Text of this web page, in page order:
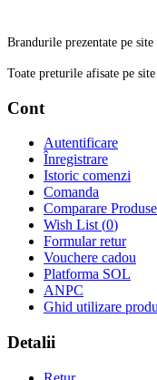
Brandurile prezentate pe
Toate preturile afisate pe
Cont
Autentificare
Înregistrare
Istoric comenzi
Comanda
Comparare
Wish List (0)
Formular retur
Vouchere cadou
Platforma SOL
ANPC
Ghid utilizare
Detalii